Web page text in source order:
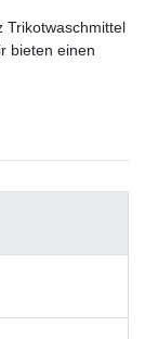
Trikotwaschmittel
bieten einen